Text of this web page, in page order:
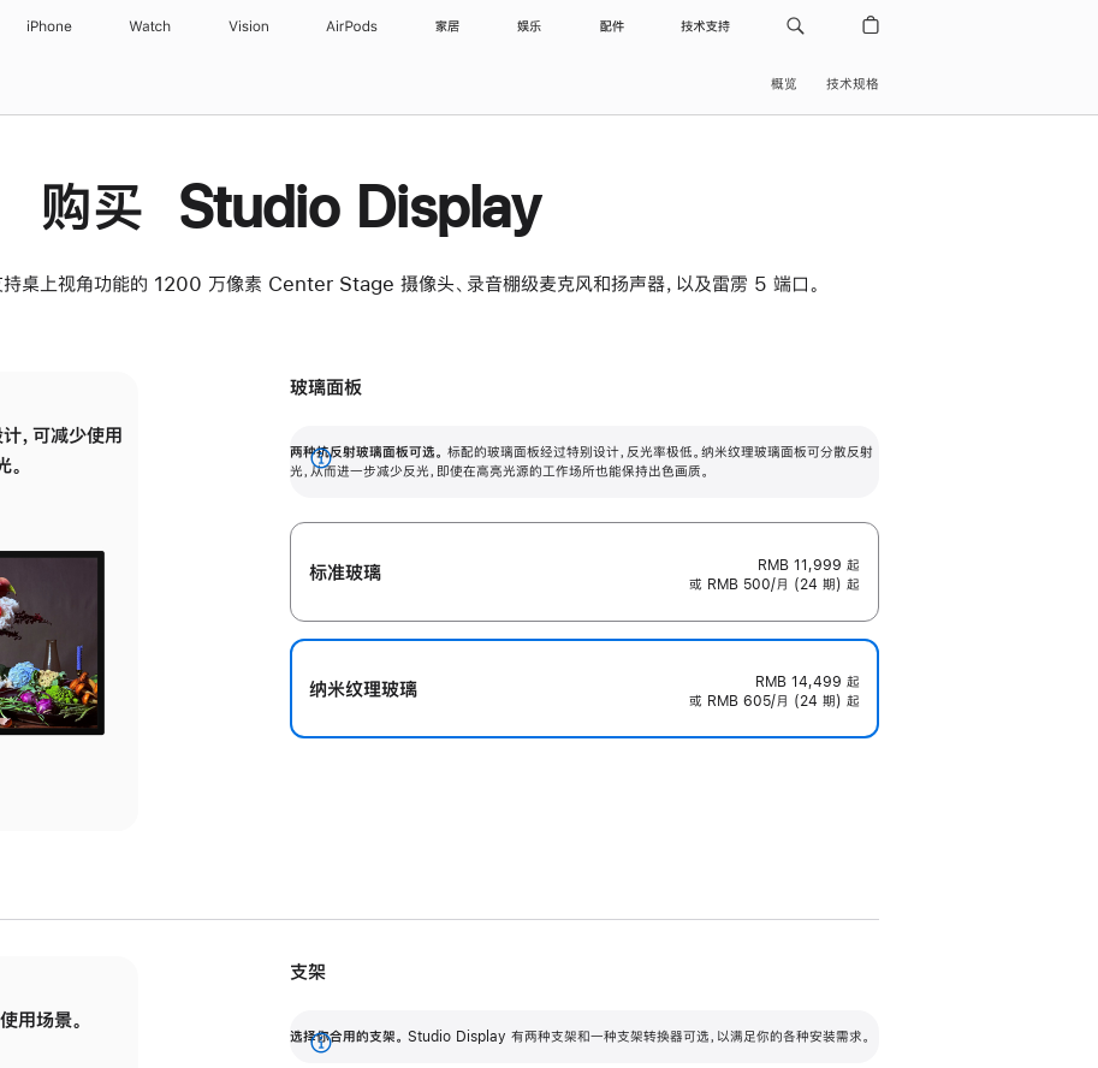
iPhone Watch Vision AirPods 家居 娱乐 配件 技术支持
概览 技术规格
购买 Studio Display
桌上视角功能的 1200 万像素 Center Stage 摄像头、录音棚级麦克风和扬声器，以及雷雳 5 端口。
，可减少使用
有高亮光源的场所使用，也能保持出色画质。
玻璃面板
两种抗反射玻璃面板可选。 标配的玻璃面板经过特别设计，反光率极低。纳米纹理玻璃面板可分散反射
光，从而进一步减少反光，即使在高亮光源的工作场所也能保持出色画质。
展
标准玻璃 RMB 11,999 起
或 RMB 500/月 (24 期) 起
纳米纹理玻璃 RMB 14,499 起
或 RMB 605/月 (24 期) 起
用场景。
调节范围。
毫米的高度调节范围。
支架
选择你合用的支架。 Studio Display 有两种支架和一种支架转换器可选，以满足你的各种安装需求。
展